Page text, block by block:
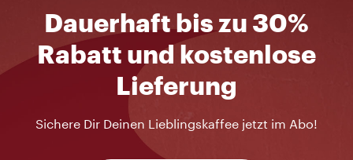
Dauerhaft bis zu 30%
Rabatt und kostenlose
Lieferung
Sichere Dir Deinen Lieblingskaffee jetzt im Abo!